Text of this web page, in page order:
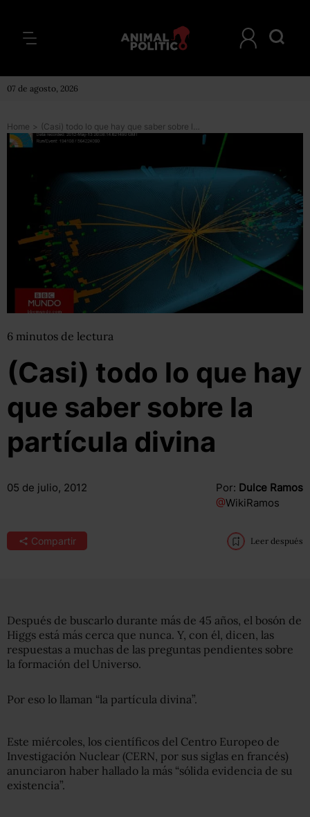
07 de agosto, 2026
Home > (Casi) todo lo que hay que saber sobre la partícula divina
6 minutos de lectura
(Casi) todo lo que hay
que saber sobre la
partícula divina
05 de julio, 2012 Por: Dulce Ramos
@WikiRamos
Compartir Leer después
Después de buscarlo durante más de 45 años, el bosón de
Higgs está más cerca que nunca. Y, con él, dicen, las
respuestas a muchas de las preguntas pendientes sobre
la formación del Universo.
Por eso lo llaman “la partícula divina”.
Este miércoles, los científicos del Centro Europeo de
Investigación Nuclear (CERN, por sus siglas en francés)
anunciaron haber hallado la más “sólida evidencia de su
existencia”.